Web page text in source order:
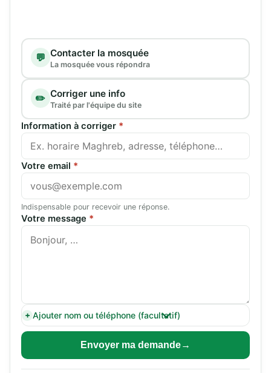
Type de demande
💬 Contacter la mosquée
La mosquée vous répondra
✏️ Corriger une info
Traité par l'équipe du site
Information à corriger *
Votre email *
Indispensable pour recevoir une réponse.
Votre message *
Ajouter nom ou téléphone (facultatif)
Envoyer ma demande